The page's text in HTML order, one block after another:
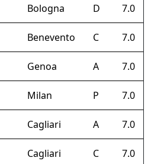
Bologna D 7.0
Benevento C 7.0
Genoa A 7.0
Milan P 7.0
Cagliari A 7.0
Cagliari C 7.0